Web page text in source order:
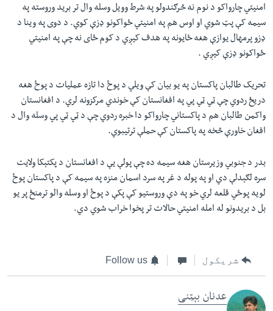
امنیتي چارواکو د نوم نه څرګندولو په شرط وویل وسله وال تر بريد وروسته په
سیمه کې پټ شوي او اوس هم په امنیتي ځواکونو ډزې کوي. د دوی په وینا د
ډزو پرمهال يوازې هغه ځایونه په هدف کیږي د کوم ځای نه چې په امنیتي
ځواکونو ډزې کیږي .
تحریک طالبان پاکستان په یو بیان کې ویلي د پوځ دا تازه عملیات د پوځ هغه
دریځ ردوي چې ټي ټي پي په افغانستان کې خوندي مرکزونه لري. د افغانستان
واکمن طالبان هم د پاکستاني چارواکو دا خبره ردوي چې د ټي ټي پي وسله وال د
افغان خاورې څخه په پاکستان کې حملې ترتیبوي.
بدر د جنوبي وزیرستان هغه سیمه ده چې پولې يې د افغانستان د پکتېکا ولایت
سره لګېدلې دي او په پوله د غر په سرد اسمان منزه په سیمه کې د پاکستان پوځ
لویه پوځي قلعه لري خو په دې وروستیو کې پکې د پوځ او وسله والو ترمنځ پر یو
بل د بریدونو له امله امنیتي‌ حالات تر پخوا خراب شوي دي.
شریکول Follow us
عدنان بېټنی